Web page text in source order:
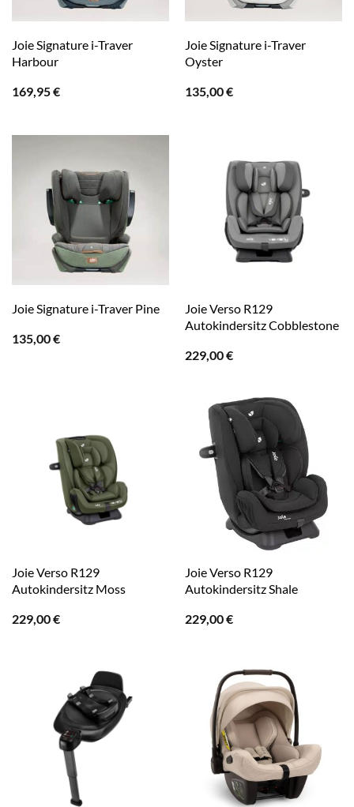
Joie Signature i-Traver
Harbour
169,95€
Joie Signature i-Traver
Oyster
135,00€
Joie Signature i-Traver Pine
135,00€
Joie Verso R129
Autokindersitz Cobblestone
229,00€
Joie Verso R129
Autokindersitz Moss
229,00€
Joie Verso R129
Autokindersitz Shale
229,00€